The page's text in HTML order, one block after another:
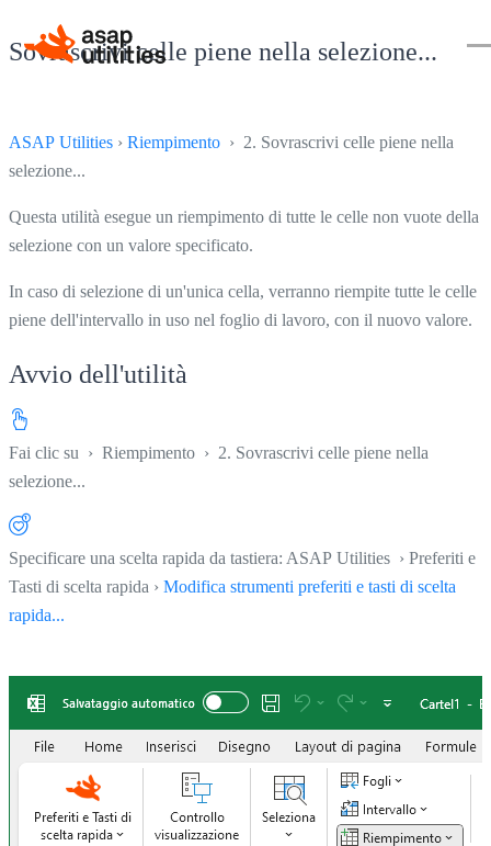
Sovrascrivi celle piene nella selezione...
ASAP Utilities › Riempimento › 2. Sovrascrivi celle piene nella
selezione...
Questa utilità esegue un riempimento di tutte le celle non vuote della
selezione con un valore specificato.
In caso di selezione di un'unica cella, verranno riempite tutte le celle
piene dell'intervallo in uso nel foglio di lavoro, con il nuovo valore.
Avvio dell'utilità
Fai clic su › Riempimento › 2. Sovrascrivi celle piene nella
selezione...
Specificare una scelta rapida da tastiera: ASAP Utilities › Preferiti e
Tasti di scelta rapida › Modifica strumenti preferiti e tasti di scelta
rapida...